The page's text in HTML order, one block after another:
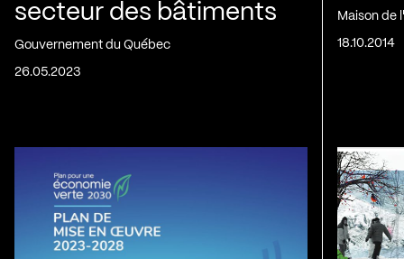
secteur des bâtiments
Gouvernement du Québec
26.05.2023
Maison de
18.10.2014